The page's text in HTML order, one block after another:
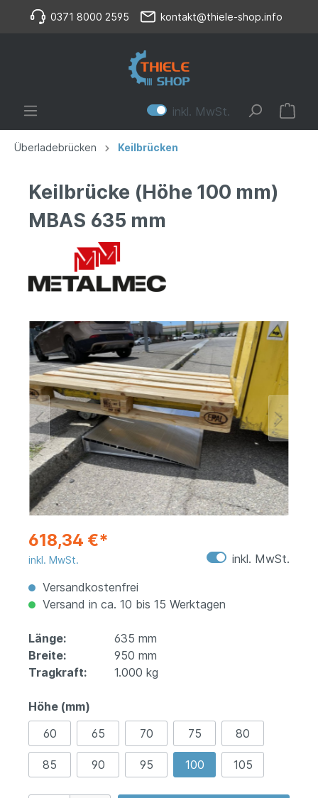
0371 8000 2595 kontakt@thiele-shop.info
inkl. MwSt.
Überladebrücken Keilbrücken
Keilbrücke (Höhe 100 mm)
MBAS 635 mm
618,34 €*
inkl. MwSt.
inkl. MwSt.
Versandkostenfrei
Versand in ca. 10 bis 15 Werktagen
Länge:
635 mm
Breite:
950 mm
Tragkraft:
1.000 kg
Höhe (mm)
60
65 70 75 80
85 90 95 100 105